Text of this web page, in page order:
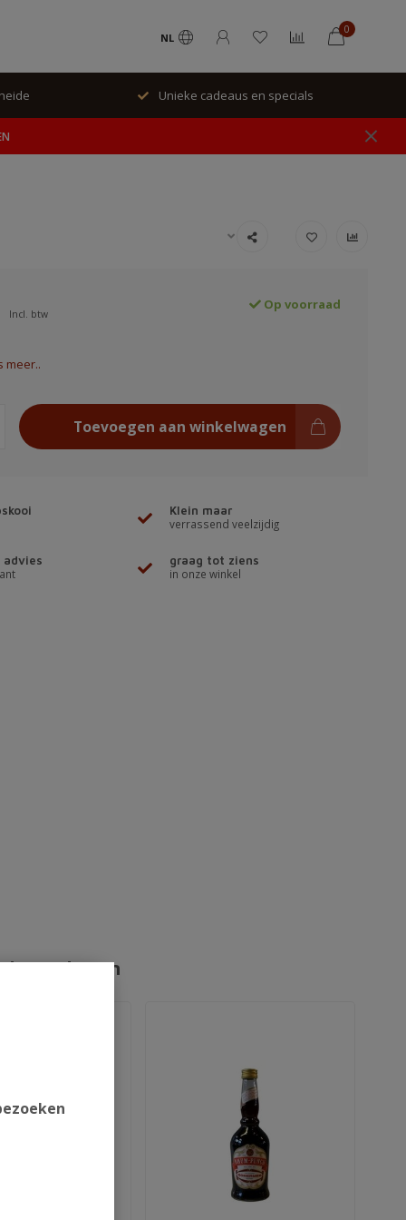
NL
0
Unieke cadeaus en specials
Incl. btw
Op voorraad
meer..
Toevoegen aan winkelwagen
Klein maar
verrassend veelzijdig
advies
graag tot ziens
in onze winkel
producten